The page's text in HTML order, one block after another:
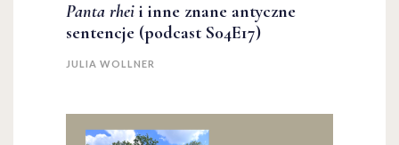
Panta rhei i inne znane antyczne
sentencje (podcast S04E17)
JULIA WOLLNER